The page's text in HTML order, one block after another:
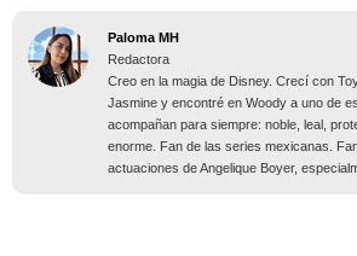
Paloma MH
Redactora
Creo en la magia de Disney. Crecí con
Jasmine y encontré en Woody a uno de
acompañan para siempre: noble, leal,
enorme. Fan de las series mexicanas.
actuaciones de Angelique Boyer,